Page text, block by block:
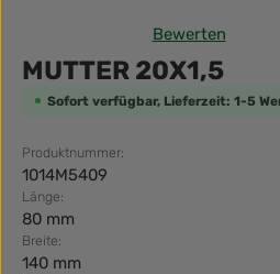
Durchschnittliche Bewertung von
Bewerten
MUTTER 20X1,5
Sofort verfügbar, Lieferzeit: 1-5
Produktnummer:
1014M5409
Länge:
80 mm
Breite:
140 mm